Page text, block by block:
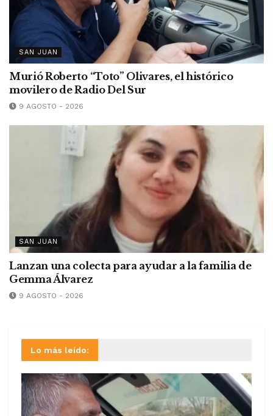
SAN JUAN
Murió Roberto “Toto” Olivares, el histórico
movilero de Radio Del Sur
9 AGOSTO - 2026
SAN JUAN
Lanzan una colecta para ayudar a la familia de
Gemma Álvarez
9 AGOSTO - 2026
Lo más leído: